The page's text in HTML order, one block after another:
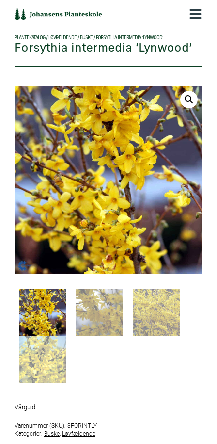
indholdet
PLANTEKATALOG/ LØVFÆLDENDE / BUSKE / FORSYTHIA INTERMEDIA ‘LYNWOOD’
Forsythia intermedia ‘Lynwood’
Vårguld
Varenummer (SKU): 3FORINTLY
Kategorier: Buske Løvfældende